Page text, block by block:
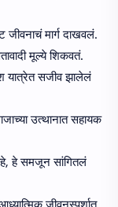
जीवनाचं मार्ग दाखवलं.
मूल्ये शिकवतं.
सजीव झालेलं
उत्थानात सहायक
हे समजून सांगितलं